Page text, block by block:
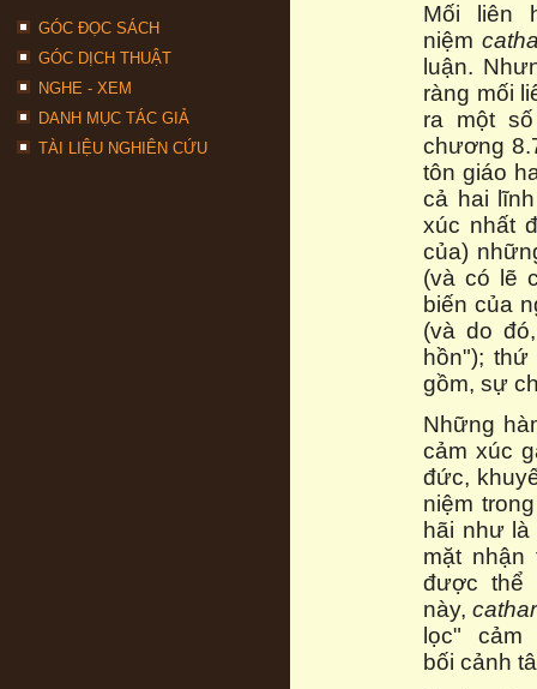
GÓC ĐỌC SÁCH
GÓC DỊCH THUẬT
NGHE - XEM
DANH MỤC TÁC GIẢ
TÀI LIỆU NGHIÊN CỨU
Mối liên
niệm
luận.
ràng mối
ra một
chương
tôn giáo
cả hai
xúc nhất
của)
(và có lẽ
biến của
(và do
hồn");
gồm, sự
Những
cảm xúc
đức,
niệm
hãi như
mặt
được thể
này,
lọc"
bối cảnh